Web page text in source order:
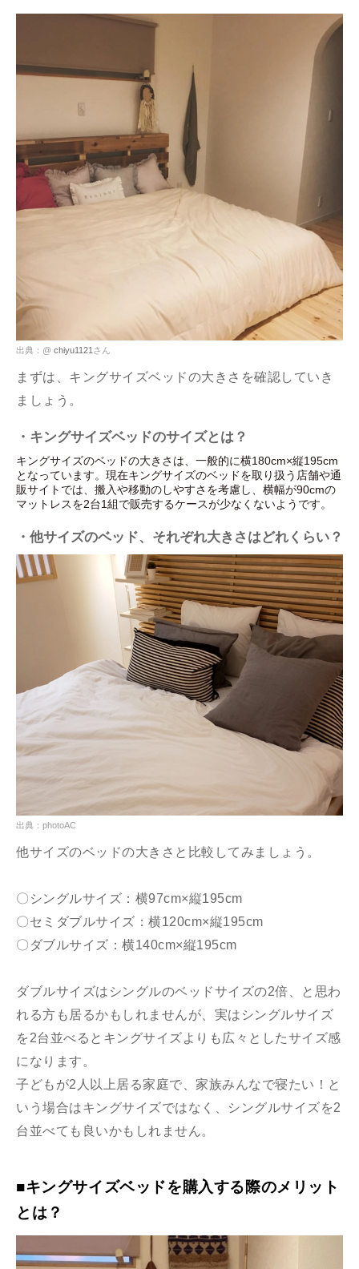
出典：@ chiyu1121 さん
まずは、キングサイズベッドの大きさを確認していき
ましょう。
・キングサイズベッドのサイズとは？
キングサイズのベッドの大きさは、一般的に横180cm×縦195cm
となっています。現在キングサイズのベッドを取り扱う店舗や通
販サイトでは、搬入や移動のしやすさを考慮し、横幅が90cmの
マットレスを2台1組で販売するケースが少なくないようです。
・他サイズのベッド、それぞれ大きさはどれくらい？
出典：photoAC
他サイズのベッドの大きさと比較してみましょう。
〇シングルサイズ：横97cm×縦195cm
〇セミダブルサイズ：横120cm×縦195cm
〇ダブルサイズ：横140cm×縦195cm
ダブルサイズはシングルのベッドサイズの2倍、と思わ
れる方も居るかもしれませんが、実はシングルサイズ
を2台並べるとキングサイズよりも広々としたサイズ感
になります。
子どもが2人以上居る家庭で、家族みんなで寝たい！と
いう場合はキングサイズではなく、シングルサイズを2
台並べても良いかもしれません。
■キングサイズベッドを購入する際のメリット
とは？